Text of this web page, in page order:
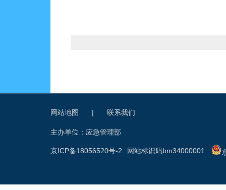
网站地图 | 联系我们
主办单位：应急管理部
网站标识码bm34000001
京ICP备18056520号-2